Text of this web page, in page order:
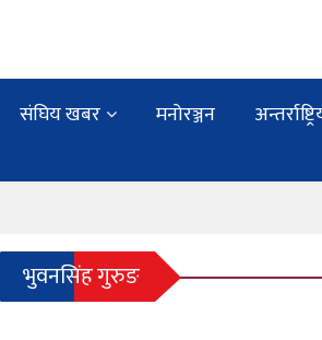
संघिय खबर मनोरञ्जन
भुवनसिंह गुरुङ